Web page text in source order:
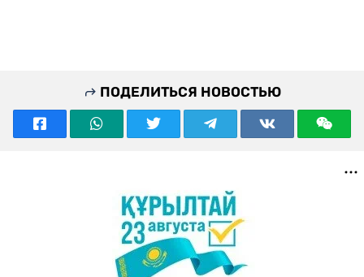
ПОДЕЛИТЬСЯ НОВОСТЬЮ